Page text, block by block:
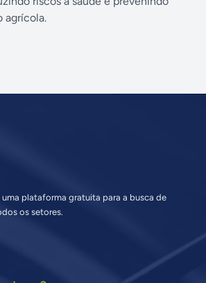
agrícola.
uma plataforma gratuita para a busca de
os setores.